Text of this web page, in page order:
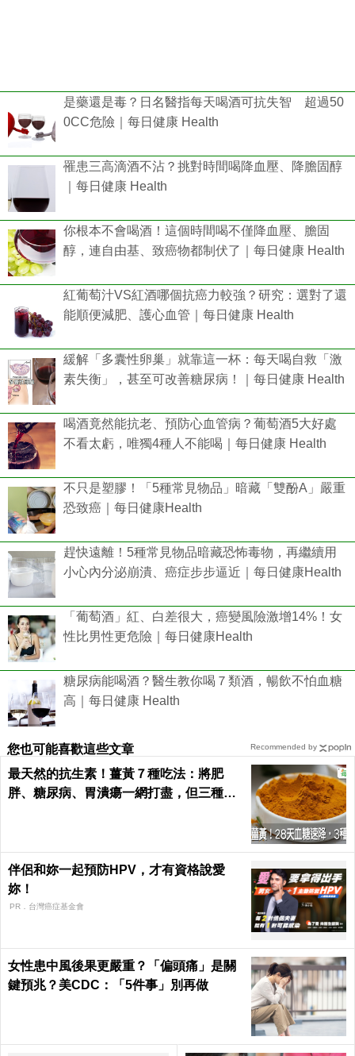
是藥還是毒？日名醫指每天喝酒可抗失智 超過50
0CC危險｜每日健康 Health
罹患三高滴酒不沾？挑對時間喝降血壓、降膽固醇
｜每日健康 Health
你根本不會喝酒！這個時間喝不僅降血壓、膽固
醇，連自由基、致癌物都制伏了｜每日健康 Health
紅葡萄汁VS紅酒哪個抗癌力較強？研究：選對了還
能順便減肥、護心血管｜每日健康 Health
緩解「多囊性卵巢」就靠這一杯：每天喝自救「激
素失衡」，甚至可改善糖尿病！｜每日健康 Health
喝酒竟然能抗老、預防心血管病？葡萄酒5大好處
不看太虧，唯獨4種人不能喝｜每日健康 Health
不只是塑膠！「5種常見物品」暗藏「雙酚A」嚴重
恐致癌｜每日健康Health
趕快遠離！5種常見物品暗藏恐怖毒物，再繼續用
小心內分泌崩潰、癌症步步逼近｜每日健康Health
「葡萄酒」紅、白差很大，癌變風險激增14%！女
性比男性更危險｜每日健康Health
糖尿病能喝酒？醫生教你喝７類酒，暢飲不怕血糖
高｜每日健康 Health
您也可能喜歡這些文章
最天然的抗生素！薑黃７種吃法：將肥
胖、糖尿病、胃潰瘍一網打盡，但三種人
伴侶和妳一起預防HPV，才有資格說愛
妳！
PR．台灣癌症基金會
女性患中風後果更嚴重？「偏頭痛」是關
鍵預兆？美CDC：「5件事」別再做
Recommended by